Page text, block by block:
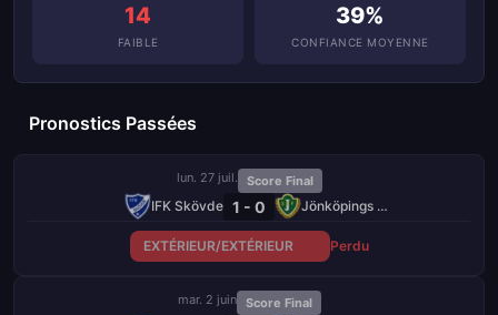
14
FAIBLE
39%
CONFIANCE MOYENNE
Pronostics Passées
lun. 27 juil. Score Final
IFK Skövde 1 - 0 Jönköpings Södra
EXTÉRIEUR/EXTÉRIEUR Perdu
mar. 2 juin Score Final